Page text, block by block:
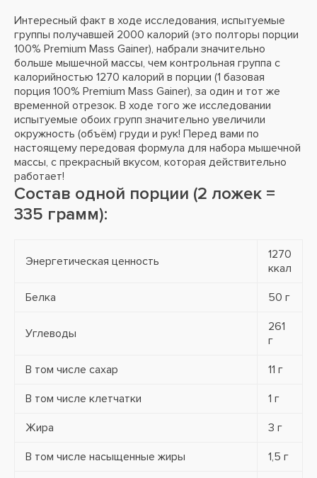
Интересный факт в ходе исследования, испытуемые
группы получавшей 2000 калорий (это полторы порции
100% Premium Mass Gainer), набрали значительно
больше мышечной массы, чем контрольная группа с
калорийностью 1270 калорий в порции (1 базовая
порция 100% Premium Mass Gainer), за один и тот же
временной отрезок. В ходе того же исследовании
испытуемые обоих групп значительно увеличили
окружность (объём) груди и рук! Перед вами по
настоящему передовая формула для набора мышечной
массы, с прекрасный вкусом, которая действительно
работает!
Состав одной порции (2 ложек =
335 грамм):
Энергетическая ценность
1270
ккал
Белка 50 г
Углеводы
261
г
В том числе сахар 11 г
В том числе клетчатки 1 г
Жира 3 г
В том числе насыщенные жиры 1,5 г